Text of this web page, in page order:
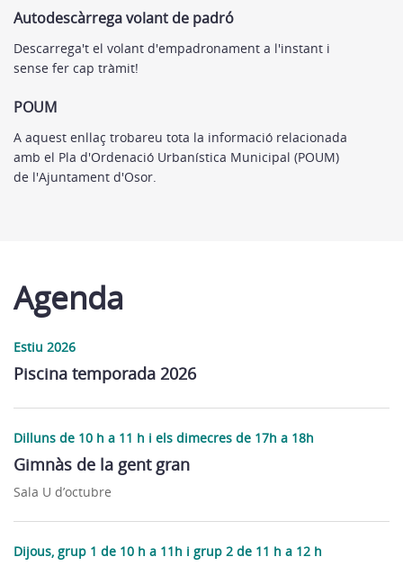
Autodescàrrega volant de padró
Descarrega't el volant d'empadronament a l'instant i
sense fer cap tràmit!
POUM
A aquest enllaç trobareu tota la informació relacionada
amb el Pla d'Ordenació Urbanística Municipal (POUM)
de l'Ajuntament d'Osor.
Agenda
Estiu 2026
Piscina temporada 2026
Dilluns de 10 h a 11 h i els dimecres de 17h a 18h
Gimnàs de la gent gran
Sala U d’octubre
Dijous, grup 1 de 10 h a 11h i grup 2 de 11 h a 12 h